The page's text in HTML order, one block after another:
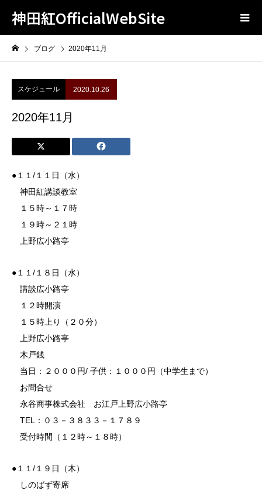
神田紅OfficialWebSite
ブログ 2020年11月
スケジュール 2020.10.26
2020年11月
●１１/１１日（水）
神田紅講談教室
１５時～１７時
１９時～２１時
上野広小路亭
●１１/１８日（水）
講談広小路亭
１２時開演
１５時上り（２０分）
上野広小路亭
木戸銭
当日：２０００円/ 子供：１０００円（中学生まで）
お問合せ
永谷商事株式会社 お江戸上野広小路亭
TEL：０３－３８３３－１７８９
受付時間（１２時～１８時）
●１１/１９日（木）
しのばず寄席